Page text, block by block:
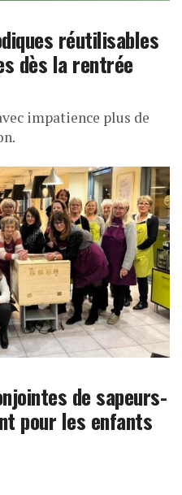
réutilisables
dès la rentrée
impatience plus de
de sapeurs-
pour les enfants